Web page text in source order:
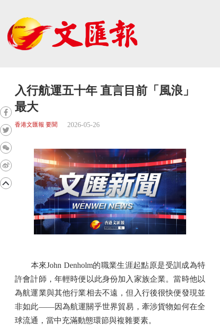
入行航運五十年 直言目前「風浪」
最大
香港文匯報 要聞 2026-05-26
本來John Denholm的職業生涯起點原是受訓成為特
許會計師，年輕時便以此身份加入家族企業。當時他以
為航運業與其他行業相去不遠，但入行後很快便發現並
非如此——因為航運關乎世界貿易，牽涉貨物如何在全
球流通，當中充滿動態環節與複雜要素。